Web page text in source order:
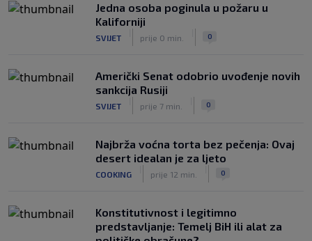
se pitaju gdje je i šta radi (VIDEO)
OSTALI SPORTOVI prije 5 h
Jedna osoba poginula u požaru u
Kaliforniji
SVIJET prije 0 min. 0
Američki Senat odobrio uvođenje novih
sankcija Rusiji
SVIJET prije 7 min. 0
Najbrža voćna torta bez pečenja: Ovaj
desert idealan je za ljeto
COOKING prije 12 min. 0
Konstitutivnost i legitimno
predstavljanje: Temelj BiH ili alat za